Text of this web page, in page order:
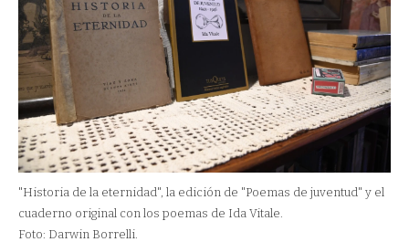
"Historia de la eternidad", la edición de "Poemas de juventud" y el
cuaderno original con los poemas de Ida Vitale.
Foto: Darwin Borrelli.